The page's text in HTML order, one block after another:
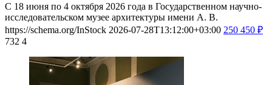
С 18 июня по 4 октября 2026 года в Государственном научно-
исследовательском музее архитектуры имени А. В.
https://schema.org/InStock 2026-07-28T13:12:00+03:00 250 450 ₽
732 4